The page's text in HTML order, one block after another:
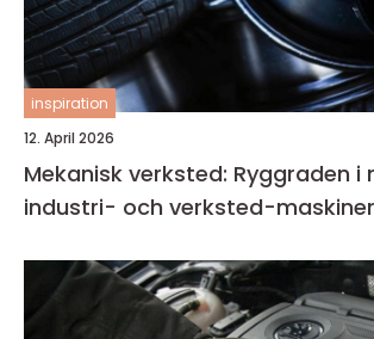
inspiration
12. April 2026
Mekanisk verksted: Ryggraden i
industri- och verksted-maskiner